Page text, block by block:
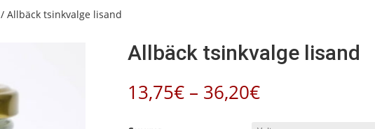
/ Allbäck tsinkvalge lisand
Allbäck tsinkvalge lisand
13,75€ – 36,20€Hinnavahemik:
13,75€
kuni